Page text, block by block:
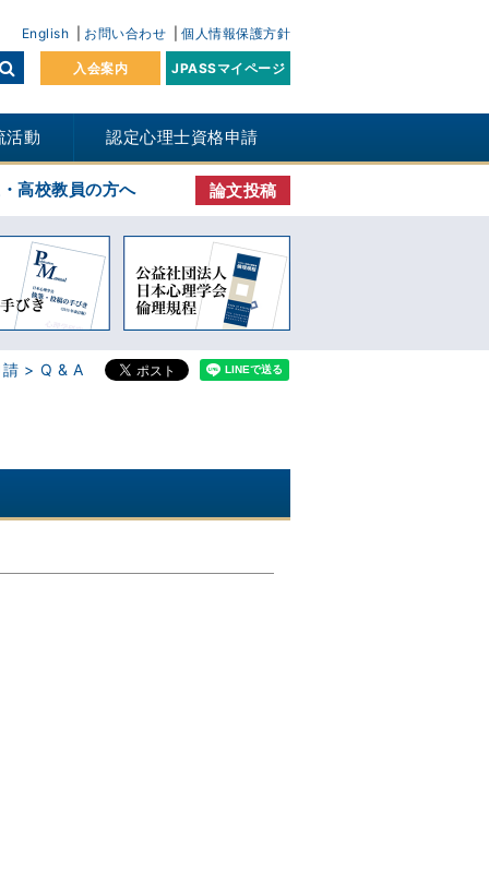
English お問い合わせ 個人情報保護方針
入会案内 JPASSマイページ
活動 認定心理士資格申請
高校教員の方へ 論文投稿
Q & A